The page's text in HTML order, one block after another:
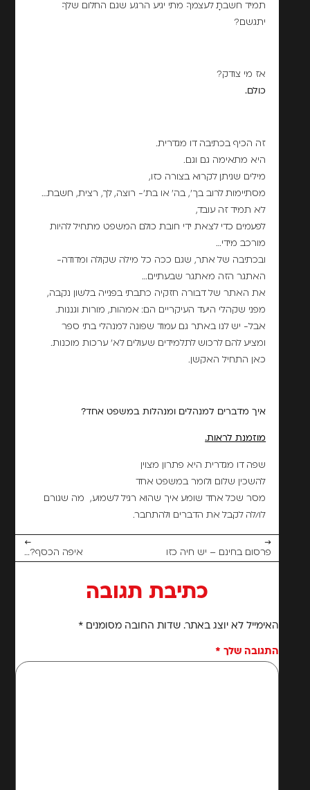
תמיד חשבתָ לעצמךָ מתי יגיע הרגע שגם החלום שלךָ
יתגשם?
אז מי צודק?
כולם.
זה הכיף בכתיבה דו מגדרית.
היא מתאימה גם וגם.
מילים שניתן לקרוא בצורה כזו,
מסתיימות לרוב בך', בה' או בת'- רוצה, לך, רצית, חשבת…
לא תמיד זה עובד,
לפעמים כדי לצאת ידי חובת כולם המשפט מתחיל להיות
מורכב מידי…
ובכתיבה של אתר, שגם ככה כל מילה שקולה ומדודה-
האתגר הזה מאתגר שבעתיים…
את האתר של דבורה חזקיה כתבתי בפנייה בלשון נקבה,
מפני שקהלי היעד העיקריים הם: אמהות, מורות וגננות.
אבל- יש לנו באתר גם עמוד שפונה למנהלי בתי ספר
ומציע להם לרכוש לתלמידים שעולים לא' ערכות מוכנות.
כאן התחיל האקשן.
איך מדברים למנהלים ומנהלות במשפט אחד?
מוזמנת לראות.
שפה דו מגדרית היא פתרון מצוין
להשכין שלום ולומר במשפט אחד
מסר שכל אחד שומע איך שהוא רגיל לשמוע, מה שגורם
לו/לה לקבל את הדברים ולהתחבר.
→
פרסום בחינם – יש חיה כזו
←
איפה הכסף?…
כתיבת תגובה
האימייל לא יוצג באתר. שדות החובה מסומנים *
התגובה שלך *